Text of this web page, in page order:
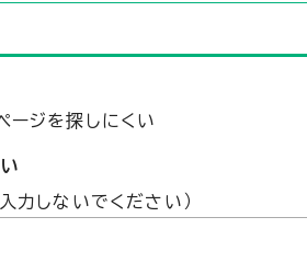
ージを探しにくい
力しないでください）